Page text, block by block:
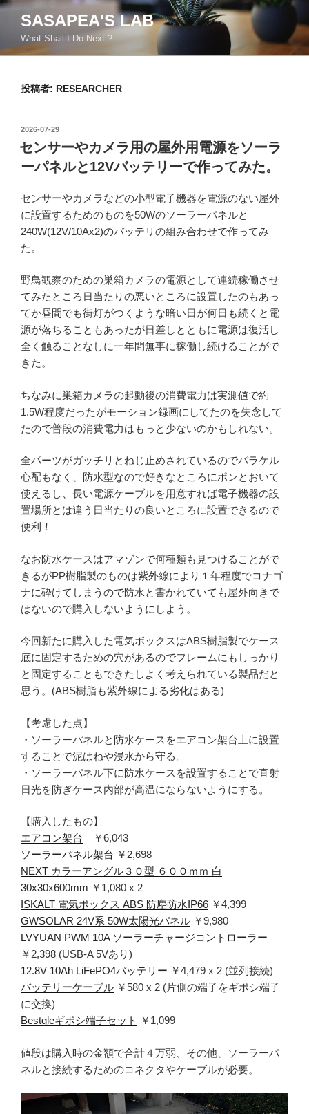
コ
ン
SASAPEA'S LAB
What Shall I Do Next ?
投稿者: RESEARCHER
投
稿
日:
2026-07-29
センサーやカメラ用の屋外用電源をソーラ
ーパネルと12Vバッテリーで作ってみた。
センサーやカメラなどの小型電子機器を電源のない屋外
に設置するためのものを50Wのソーラーパネルと
240W(12V/10Ax2)のバッテリの組み合わせで作ってみ
た。
野鳥観察のための巣箱カメラの電源として連続稼働させ
てみたところ日当たりの悪いところに設置したのもあっ
てか昼間でも街灯がつくような暗い日が何日も続くと電
源が落ちることもあったが日差しとともに電源は復活し
全く触ることなしに一年間無事に稼働し続けることがで
きた。
ちなみに巣箱カメラの起動後の消費電力は実測値で約
1.5W程度だったがモーション録画にしてたのを失念して
たので普段の消費電力はもっと少ないのかもしれない。
全パーツがガッチリとねじ止めされているのでバラケル
心配もなく、防水型なので好きなところにポンとおいて
使えるし、長い電源ケーブルを用意すれば電子機器の設
置場所とは違う日当たりの良いところに設置できるので
便利！
なお防水ケースはアマゾンで何種類も見つけることがで
きるがPP樹脂製のものは紫外線により１年程度でコナゴ
ナに砕けてしまうので防水と書かれていても屋外向きで
はないので購入しないようにしよう。
今回新たに購入した電気ボックスはABS樹脂製でケース
底に固定するための穴があるのでフレームにもしっかり
と固定することもできたしよく考えられている製品だと
思う。(ABS樹脂も紫外線による劣化はある)
【考慮した点】
・ソーラーパネルと防水ケースをエアコン架台上に設置
することで泥はねや浸水から守る。
・ソーラーパネル下に防水ケースを設置することで直射
日光を防ぎケース内部が高温にならないようにする。
【購入したもの】
エアコン架台 ￥6,043
ソーラーパネル架台 ￥2,698
NEXT カラーアングル３０型 ６００ｍｍ 白
30x30x600mm ￥1,080 x 2
ISKALT 電気ボックス ABS 防塵防水IP66 ￥4,399
GWSOLAR 24V系 50W太陽光パネル ￥9,980
LVYUAN PWM 10A ソーラーチャージコントローラー
￥2,398 (USB-A 5Vあり)
12.8V 10Ah LiFePO4バッテリー ￥4,479 x 2 (並列接続)
バッテリーケーブル ￥580 x 2 (片側の端子をギボシ端子
に交換)
Bestgleギボシ端子セット
￥1,099
値段は購入時の金額で合計４万弱、その他、ソーラーパ
ネルと接続するためのコネクタやケーブルが必要。